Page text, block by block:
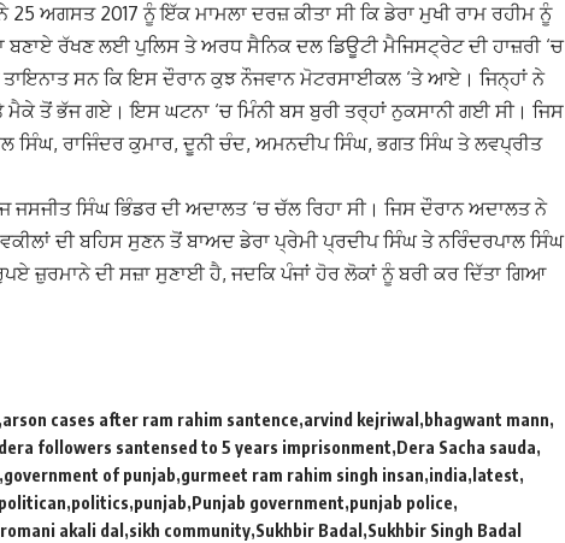
ਅਗਸਤ 2017 ਨੂੰ ਇੱਕ ਮਾਮਲਾ ਦਰਜ਼ ਕੀਤਾ ਸੀ ਕਿ ਡੇਰਾ ਮੁਖੀ ਰਾਮ ਰਹੀਮ ਨੂੰ
ਬਣਾਏ ਰੱਖਣ ਲਈ ਪੁਲਿਸ ਤੇ ਅਰਧ ਸੈਨਿਕ ਦਲ ਡਿਊਟੀ ਮੈਜਿਸਟ੍ਰੇਟ ਦੀ ਹਾਜ਼ਰੀ ‘ਚ
ਤਾਇਨਾਤ ਸਨ ਕਿ ਇਸ ਦੌਰਾਨ ਕੁਝ ਨੌਜਵਾਨ ਮੋਟਰਸਾਈਕਲ ‘ਤੇ ਆਏ। ਜਿਨ੍ਹਾਂ ਨੇ
ਤੋਂ ਭੱਜ ਗਏ। ਇਸ ਘਟਨਾ ‘ਚ ਮਿੰਨੀ ਬਸ ਬੁਰੀ ਤਰ੍ਹਾਂ ਨੁਕਸਾਨੀ ਗਈ ਸੀ। ਜਿਸ
ਸਿੰਘ, ਰਾਜਿੰਦਰ ਕੁਮਾਰ, ਦੂਨੀ ਚੰਦ, ਅਮਨਦੀਪ ਸਿੰਘ, ਭਗਤ ਸਿੰਘ ਤੇ ਲਵਪ੍ਰੀਤ
ਸਿੰਘ ਭਿੰਡਰ ਦੀ ਅਦਾਲਤ ‘ਚ ਚੱਲ ਰਿਹਾ ਸੀ। ਜਿਸ ਦੌਰਾਨ ਅਦਾਲਤ ਨੇ
ਦੀ ਬਹਿਸ ਸੁਣਨ ਤੋਂ ਬਾਅਦ ਡੇਰਾ ਪ੍ਰੇਮੀ ਪ੍ਰਦੀਪ ਸਿੰਘ ਤੇ ਨਰਿੰਦਰਪਾਲ ਸਿੰਘ
ਜ਼ੁਰਮਾਨੇ ਦੀ ਸਜ਼ਾ ਸੁਣਾਈ ਹੈ, ਜਦਕਿ ਪੰਜਾਂ ਹੋਰ ਲੋਕਾਂ ਨੂੰ ਬਰੀ ਕਰ ਦਿੱਤਾ ਗਿਆ
arson cases after ram rahim santence arvind kejriwal
bhagwant mann
dera followers santensed to 5 years imprisonment Dera Sacha sauda
government of punjab gurmeet ram rahim singh insan india latest
politican politics punjab Punjab government punjab police
akali dal sikh community Sukhbir Badal Sukhbir Singh Badal